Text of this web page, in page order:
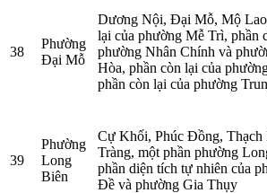
38
Phường
Đại Mỗ
Dương Nội, Đại Mỗ, Mộ
lại của phường Mễ Trì, phần
phường Nhân Chính và
Hòa, phần còn lại của
phần còn lại của phường
39
Phường
Long
Biên
Cự Khối, Phúc Đồng, Thạch
Tràng, một phần phường
phần diện tích tự nhiên của
Đề và phường Gia Thụy